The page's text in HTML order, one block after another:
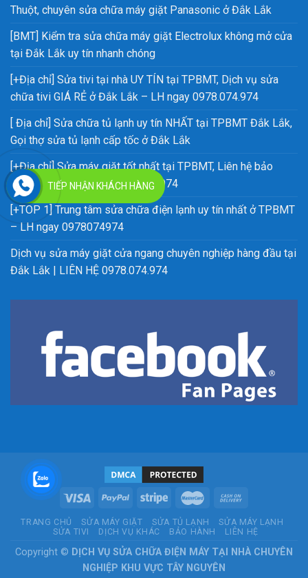
Thuột, chuyên sửa chữa máy giặt Panasonic ở Đắk Lắk
[BMT] Kiểm tra sửa chữa máy giặt Electrolux không mở cửa
tại Đắk Lắk uy tín nhanh chóng
[+Địa chỉ] Sửa tivi tại nhà UY TÍN tại TPBMT, Dịch vụ sửa
chữa tivi GIÁ RẺ ở Đắk Lắk – LH ngay 0978.074.974
[ Địa chỉ] Sửa chữa tủ lạnh uy tín NHẤT tại TPBMT Đắk Lắk,
Gọi thợ sửa tủ lạnh cấp tốc ở Đắk Lắk
[+Địa chỉ] Sửa máy giặt tốt nhất tại TPBMT, Liên hệ bảo
dưỡng máy giặt uy tín 0978074974
[+TOP 1] Trung tâm sửa chữa điện lạnh uy tín nhất ở TPBMT
– LH ngay 0978074974
Dịch vụ sửa máy giặt cửa ngang chuyên nghiệp hàng đầu tại
Đắk Lắk | LIÊN HỆ 0978.074.974
TRANG CHỦ SỬA MÁY GIẶT SỬA TỦ LẠNH
SỬA MÁY LẠNH
SỬA TIVI
DỊCH VỤ KHÁC BẢO HÀNH LIÊN HỆ
Copyright © DỊCH VỤ SỬA CHỮA ĐIỆN MÁY TẠI NHÀ CHUYÊN
NGHIỆP KHU VỰC TÂY NGUYÊN
TIẾP NHẬN KHÁCH HÀNG